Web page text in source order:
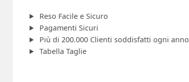
Reso Facile e Sicuro
Pagamenti Sicuri
Più di 200.000 Clienti soddisfatti ogni anno
Tabella Taglie